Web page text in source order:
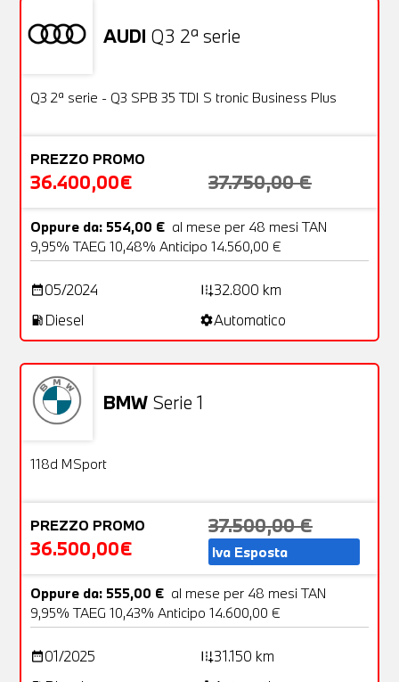
AUDI Q3 2ª serie
OFFERTA
Q3 2ª serie - Q3 SPB 35 TDI S tronic Business Plus
PREZZO PROMO
36.400,00€ 37.750,00 €
Oppure da: 554,00 € al mese per 48 mesi TAN
9,95% TAEG 10,48% Anticipo 14.560,00 €
date_range05/2024 add_road32.800 km
local_gas_station Diesel settingsAutomatico
BMW Serie 1
Aziendale
118d MSport
PREZZO PROMO
36.500,00€
37.500,00 €
Iva Esposta
Oppure da: 555,00 € al mese per 48 mesi TAN
9,95% TAEG 10,43% Anticipo 14.600,00 €
date_range01/2025 add_road31.150 km